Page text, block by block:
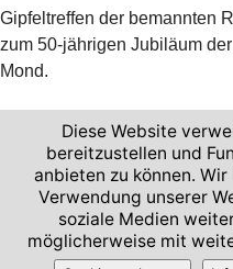
Gipfeltreffen der bemannten
zum 50-jährigen Jubiläum
Mond.
2026 © Deutsches
Impressum und
Barrierefreiheit
Diese Website
bereitzustellen und
anbieten zu können.
Verwendung unserer
soziale Medien
möglicherweise mit